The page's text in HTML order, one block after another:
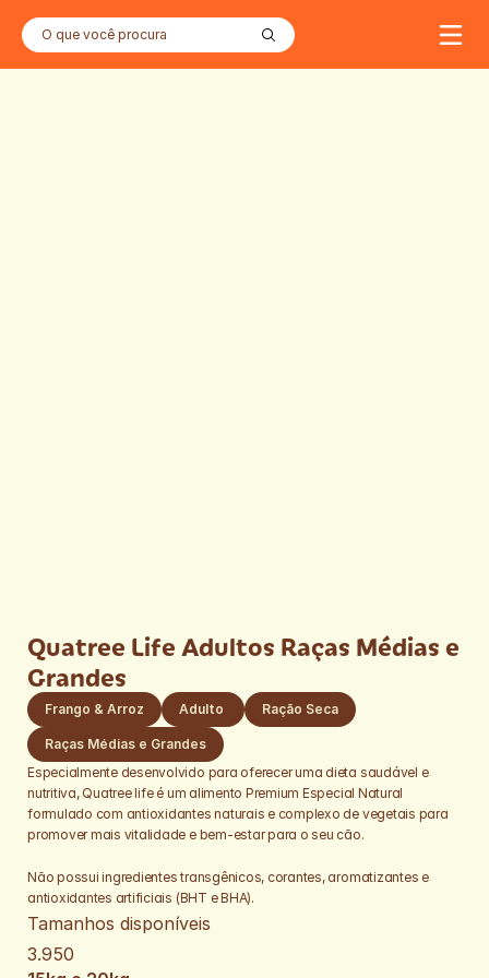
O que você procura
Quatree Life Adultos Raças Médias e
Grandes
Frango & Arroz Adulto Ração Seca
Especialmente desenvolvido para oferecer uma dieta saudável e
nutritiva, Quatree life é um alimento Premium Especial Natural
formulado com antioxidantes naturais e complexo de vegetais para
promover mais vitalidade e bem-estar para o seu cão.
Não possui ingredientes transgênicos, corantes, aromatizantes e
antioxidantes artificiais (BHT e BHA).
Tamanhos disponíveis
3.950